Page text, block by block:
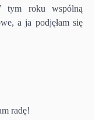
tym roku wspólną
a ja podjęłam się
radę!